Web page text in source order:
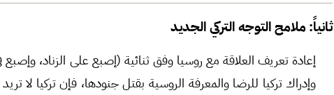
ثانياً: ملامح التوجه التركي الجديد
إعادة تعريف العلاقة مع روسيا وفق ثنائية (إصبع على الزناد، وإصبع
وإدراك تركيا للرضا والمعرفة الروسية بقتل جنودها، فإن تركيا لا